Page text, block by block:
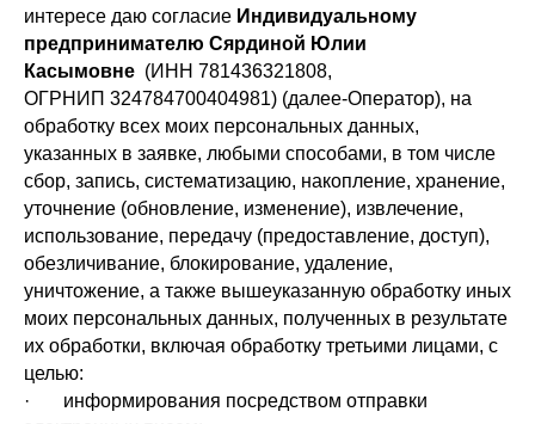
интересе даю согласие Индивидуальному
предпринимателю Сярдиной Юлии
Касымовне (ИНН 781436321808,
ОГРНИП 324784700404981) (далее-Оператор), на
обработку всех моих персональных данных,
указанных в заявке, любыми способами, в том числе
сбор, запись, систематизацию, накопление, хранение,
уточнение (обновление, изменение), извлечение,
использование, передачу (предоставление, доступ),
обезличивание, блокирование, удаление,
уничтожение, а также вышеуказанную обработку иных
моих персональных данных, полученных в результате
их обработки, включая обработку третьими лицами, с
целью:
· информирования посредством отправки